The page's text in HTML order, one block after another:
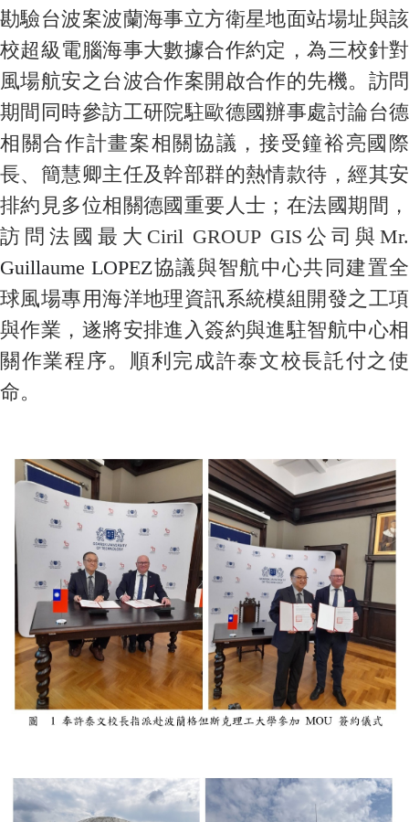
勘驗台波案波蘭海事立方衛星地面站場址與該
校超級電腦海事大數據合作約定，為三校針對
風場航安之台波合作案開啟合作的先機。訪問
期間同時參訪工研院駐歐德國辦事處討論台德
相關合作計畫案相關協議，接受鐘裕亮國際
長、簡慧卿主任及幹部群的熱情款待，經其安
排約見多位相關德國重要人士；在法國期間，
訪問法國最大 Ciril GROUP GIS 公司與 Mr.
Guillaume LOPEZ協議與智航中心共同建置全
球風場專用海洋地理資訊系統模組開發之工項
與作業，遂將安排進入簽約與進駐智航中心相
關作業程序。順利完成許泰文校長託付之使
命。